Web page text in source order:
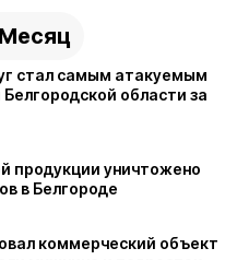
Месяц
стал самым атакуемым
области за
продукции уничтожено
в Белгороде
коммерческий объект